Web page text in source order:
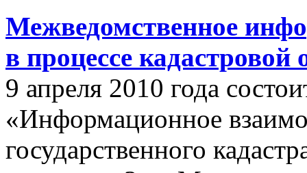
Межведомственное
в процессе
9 апреля 2010 года
«Информационное
государственного